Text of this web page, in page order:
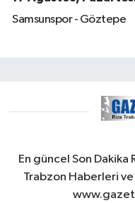
Samsunspor - Göztepe
En güncel Son
Trabzon Haberleri